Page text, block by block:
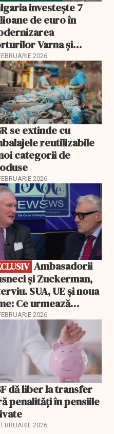
investește 7
de euro în
Varna și
2026
se extinde cu
reutilizabile
categorii de
2026
Ambasadorii
și Zuckerman,
SUA, UE și noua
Ce urmează
România
2026
dă liber la transfer
penalități în pensiile
2026